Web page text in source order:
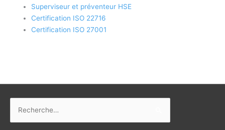
Superviseur et préventeur HSE
Certification ISO 22716
Certification ISO 27001